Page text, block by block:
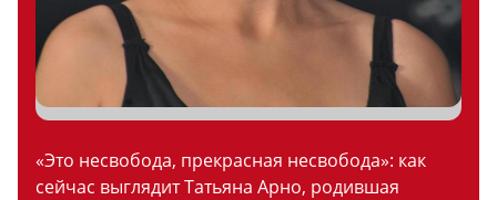
«Это несвобода, прекрасная несвобода»: как
сейчас выглядит Татьяна Арно, родившая